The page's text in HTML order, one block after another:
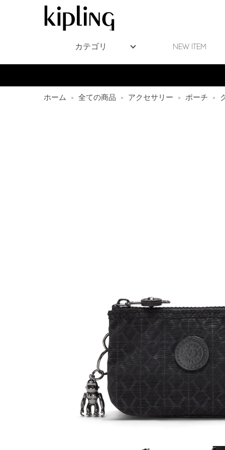
カテゴリ NEW ITEM
ホーム > 全ての商品 > アクセサリー > ポーチ >